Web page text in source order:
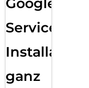
Services
Installation
ganz